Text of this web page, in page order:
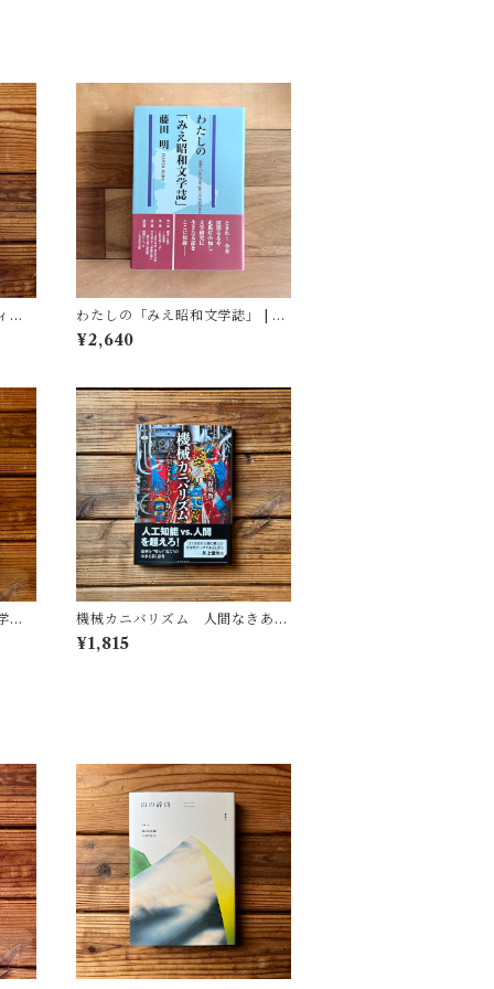
ア
著)
わたしの「みえ昭和文学誌」 | 藤
田 明
¥2,640
た
機械カニバリズム 人間なきあと
の人類学へ｜久保 明教
¥1,815